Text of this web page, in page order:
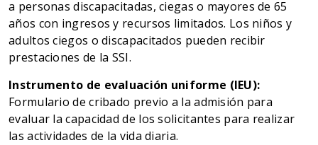
a personas discapacitadas, ciegas o mayores de 65
años con ingresos y recursos limitados. Los niños y
adultos ciegos o discapacitados pueden recibir
prestaciones de la SSI.
Instrumento de evaluación uniforme (IEU):
Formulario de cribado previo a la admisión para
evaluar la capacidad de los solicitantes para realizar
las actividades de la vida diaria.